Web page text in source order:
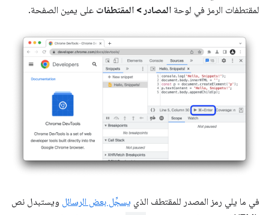
لمقتطفات الرمز في لوحة المصادر> المقتطفات على يمين الصفحة.
في ما يلي رمز المصدر للمقتطف الذي يسجِّل بعض الرسائل ويستبدل نص